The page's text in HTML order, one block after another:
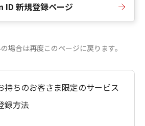
ID 新規登録ページ
場合は再度このページに戻ります。
持ちのお客さま限定のサービス
録方法